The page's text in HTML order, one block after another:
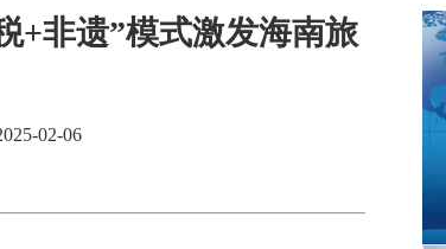
+非遗”模式激发海南旅
02-06